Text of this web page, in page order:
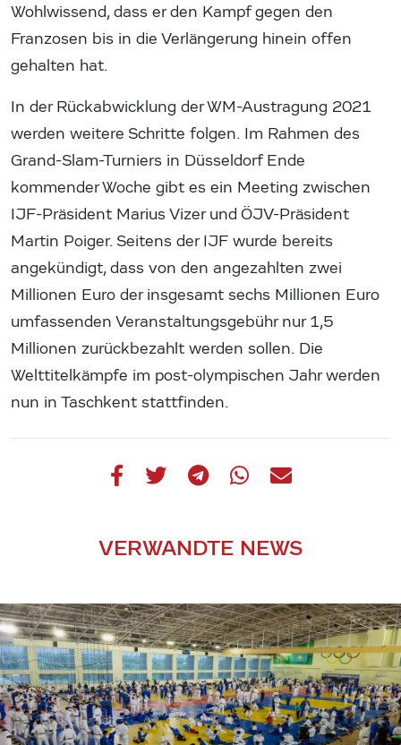
Wohlwissend, dass er den Kampf gegen den
Franzosen bis in die Verlängerung hinein offen
gehalten hat.
In der Rückabwicklung der WM-Austragung 2021
werden weitere Schritte folgen. Im Rahmen des
Grand-Slam-Turniers in Düsseldorf Ende
kommender Woche gibt es ein Meeting zwischen
IJF-Präsident Marius Vizer und ÖJV-Präsident
Martin Poiger. Seitens der IJF wurde bereits
angekündigt, dass von den angezahlten zwei
Millionen Euro der insgesamt sechs Millionen Euro
umfassenden Veranstaltungsgebühr nur 1,5
Millionen zurückbezahlt werden sollen. Die
Welttitelkämpfe im post-olympischen Jahr werden
nun in Taschkent stattfinden.
VERWANDTE NEWS